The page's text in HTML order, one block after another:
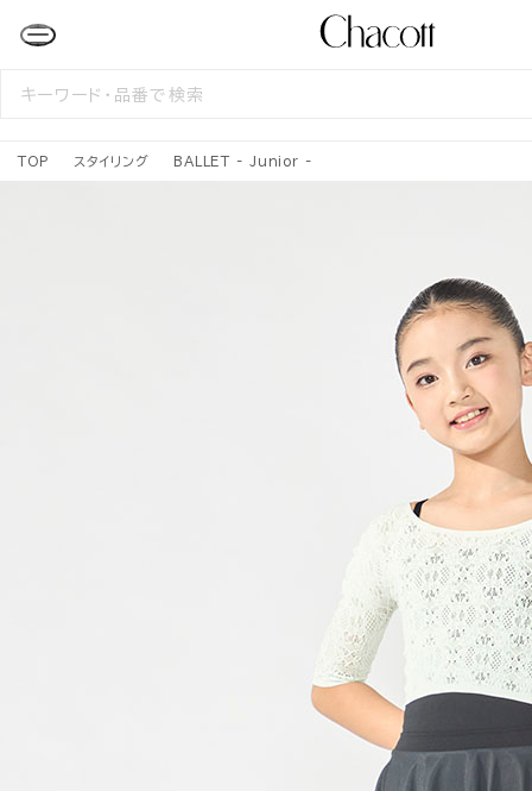
検
TOP スタイリング BALLET - Junior -